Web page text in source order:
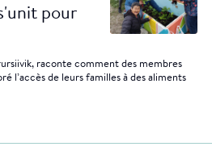
pour
raconte comment des membres
l’accès de leurs familles à des aliments